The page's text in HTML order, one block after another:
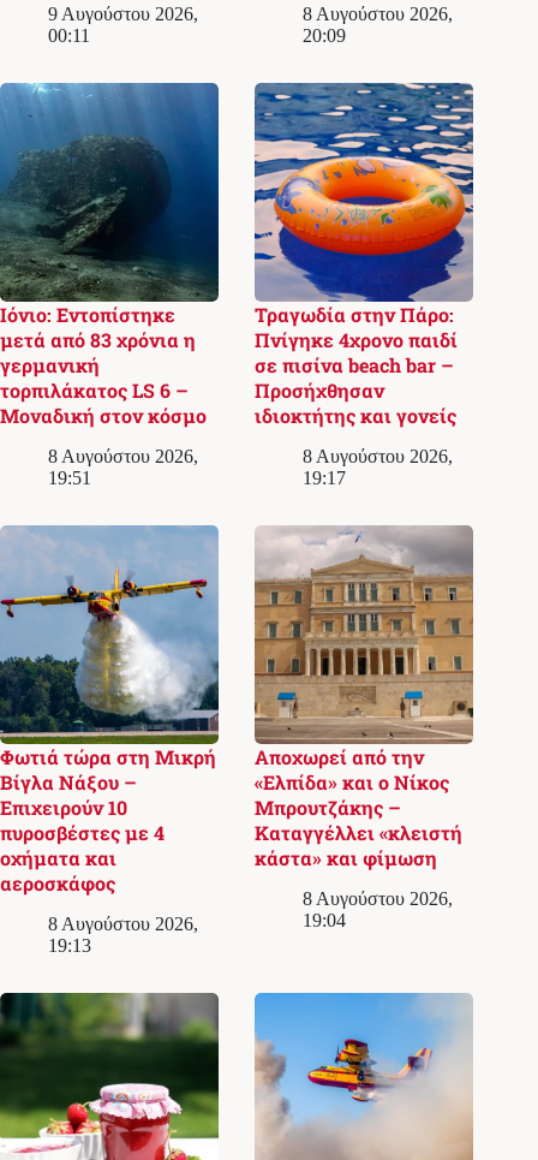
9 Αυγούστου 2026,
00:11
8 Αυγούστου 2026,
20:09
Ιόνιο: Εντοπίστηκε
μετά από 83 χρόνια η
γερμανική
τορπιλάκατος LS 6 –
Μοναδική στον κόσμο
8 Αυγούστου 2026,
19:51
Τραγωδία στην Πάρο:
Πνίγηκε 4χρονο παιδί
σε πισίνα beach bar –
Προσήχθησαν
ιδιοκτήτης και γονείς
8 Αυγούστου 2026,
19:17
Φωτιά τώρα στη Μικρή
Βίγλα Νάξου –
Επιχειρούν 10
πυροσβέστες με 4
οχήματα και
αεροσκάφος
8 Αυγούστου 2026,
19:13
Αποχωρεί από την
«Ελπίδα» και ο Νίκος
Μπρουτζάκης –
Καταγγέλλει «κλειστή
κάστα» και φίμωση
8 Αυγούστου 2026,
19:04